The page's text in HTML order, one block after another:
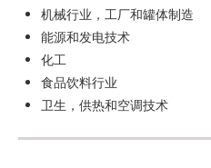
机械行业，工厂和罐体制造
能源和发电技术
化工
食品饮料行业
卫生，供热和空调技术